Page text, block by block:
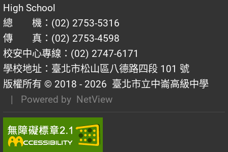
High School
總 機：(02) 2753-5316
傳 真：(02) 2753-4598
校安中心專線：(02) 2747-6171
學校地址：臺北市松山區八德路四段 101 號
版權所有 © 2018 - 2026 臺北市立中崙高級中學
| Powered by NetView